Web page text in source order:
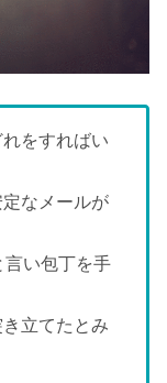
をすればい
定なメールが
言い包丁を手
立てたとみ